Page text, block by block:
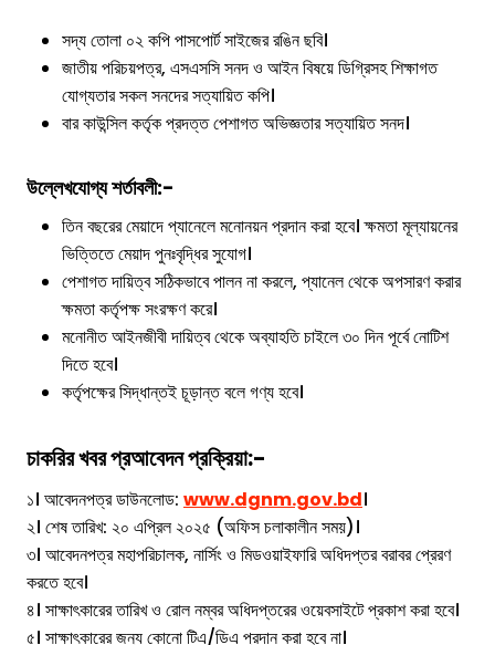
সদ্য তোলা ০২ কপি পাসপোর্ট সাইজের রঙিন ছবি।
জাতীয় পরিচয়পত্র, এসএসসি সনদ ও আইন বিষয়ে ডিগ্রিসহ শিক্ষাগত
যোগ্যতার সকল সনদের সত্যায়িত কপি।
বার কাউন্সিল কর্তৃক প্রদত্ত পেশাগত অভিজ্ঞতার সত্যায়িত সনদ।
উল্লেখযোগ্য শর্তাবলী:-
তিন বছরের মেয়াদে প্যানেলে মনোনয়ন প্রদান করা হবে। ক্ষমতা মূল্যায়নের
ভিত্তিতে মেয়াদ পুনঃবৃদ্ধির সুযোগ।
পেশাগত দায়িত্ব সঠিকভাবে পালন না করলে, প্যানেল থেকে অপসারণ করার
ক্ষমতা কর্তৃপক্ষ সংরক্ষণ করে।
মনোনীত আইনজীবী দায়িত্ব থেকে অব্যাহতি চাইলে ৩০ দিন পূর্বে নোটিশ
দিতে হবে।
কর্তৃপক্ষের সিদ্ধান্তই চূড়ান্ত বলে গণ্য হবে।
চাকরির খবরপ্রআবেদন প্রক্রিয়া:-
১। আবেদনপত্র ডাউনলোড: www.dgnm.gov.bd।
২। শেষ তারিখ: ২০ এপ্রিল ২০২৫ (অফিস চলাকালীন সময়)।
৩। আবেদনপত্র মহাপরিচালক, নার্সিং ও মিডওয়াইফারি অধিদপ্তর বরাবর প্রেরণ
করতে হবে।
৪। সাক্ষাৎকারের তারিখ ও রোল নম্বর অধিদপ্তরের ওয়েবসাইটে প্রকাশ করা হবে।
৫। সাক্ষাৎকারের জন্য কোনো টিএ/ডিএ প্রদান করা হবে না।